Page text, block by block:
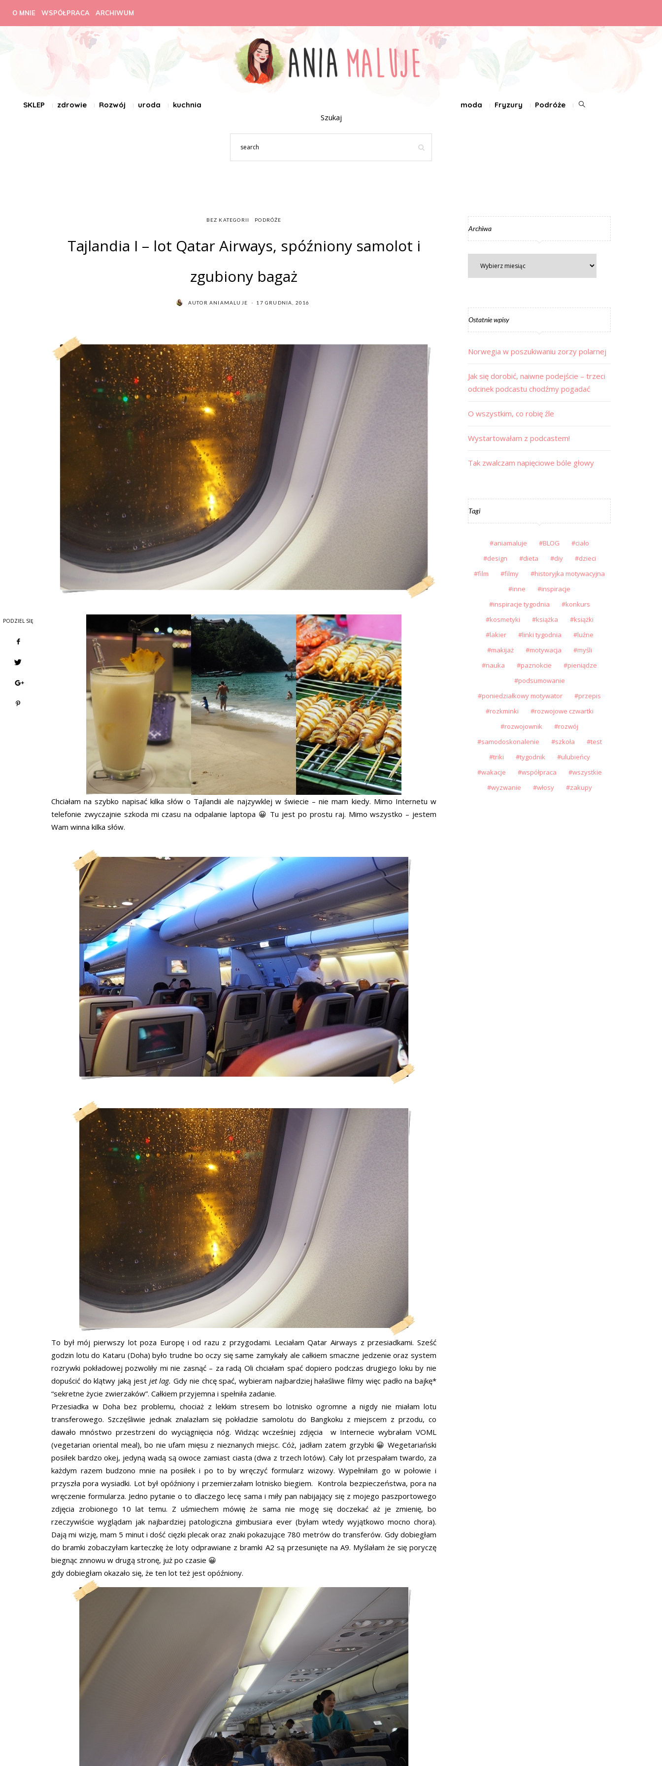
O MNIE WSPÓŁPRACA ARCHIWUM
SKLEP zdrowie Rozwój uroda kuchnia
Szukaj
moda Fryzury Podróże
BEZ KATEGORII PODRÓŻE
Tajlandia I – lot Qatar Airways, spóźniony samolot i
zgubiony bagaż
AUTOR ANIAMALUJE
POSTED
17 GRUDNIA, 2016
Chciałam na szybko napisać kilka słów o Tajlandii ale najzywklej w świecie – nie mam kiedy. Mimo Internetu w
telefonie zwyczajnie szkoda mi czasu na odpalanie laptopa 😀 Tu jest po prostu raj. Mimo wszystko – jestem
Wam winna kilka słów.
To był mój pierwszy lot poza Europę i od razu z przygodami. Leciałam Qatar Airways z przesiadkami. Sześć
godzin lotu do Kataru (Doha) było trudne bo oczy się same zamykały ale całkiem smaczne jedzenie oraz system
rozrywki pokładowej pozwoliły mi nie zasnąć – za radą Oli chciałam spać dopiero podczas drugiego loku by nie
dopuścić do klątwy jaką jest jet lag.Gdy nie chcę spać, wybieram najbardziej hałaśliwe filmy więc padło na bajkę*
“sekretne życie zwierzaków”. Całkiem przyjemna i spełniła zadanie.
Przesiadka w Doha bez problemu, chociaż z lekkim stresem bo lotnisko ogromne a nigdy nie miałam lotu
transferowego. Szczęśliwie jednak znalazłam się pokładzie samolotu do Bangkoku z miejscem z przodu, co
dawało mnóstwo przestrzeni do wyciągnięcia nóg. Widząc wcześniej zdjęcia w Internecie wybrałam VOML
(vegetarian oriental meal), bo nie ufam mięsu z nieznanych miejsc. Cóż, jadłam zatem grzybki 😀 Wegetariański
posiłek bardzo okej, jedyną wadą są owoce zamiast ciasta (dwa z trzech lotów). Cały lot przespałam twardo, za
każdym razem budzono mnie na posiłek i po to by wręczyć formularz wizowy. Wypełniłam go w połowie i
przyszła pora wysiadki. Lot był opóźniony i przemierzałam lotnisko biegiem. Kontrola bezpieczeństwa, pora na
wręczenie formularza. Jedno pytanie o to dlaczego lecę sama i miły pan nabijający się z mojego paszportowego
zdjęcia zrobionego 10 lat temu. Z uśmiechem mówię że sama nie mogę się doczekać aż je zmienię, bo
rzeczywiście wyglądam jak najbardziej patologiczna gimbusiara ever (byłam wtedy wyjątkowo mocno chora).
Dają mi wizję, mam 5 minut i dość cięzki plecak oraz znaki pokazujące 780 metrów do transferów. Gdy dobiegłam
do bramki zobaczyłam karteczkę że loty odprawiane z bramki A2 są przesunięte na A9. Myślałam że się poryczę
biegnąc znnowu w drugą stronę, już po czasie 😀
gdy dobiegłam okazało się, że ten lot też jest opóźniony.
PODZIEL SIĘ
Archiwa
Ostatnie wpisy
Norwegia w poszukiwaniu zorzy polarnej
Jak się dorobić, naiwne podejście – trzeci
odcinek podcastu chodźmy pogadać
O wszystkim, co robię źle
Wystartowałam z podcastem!
Tak zwalczam napięciowe bóle głowy
Tagi
aniamaluje BLOG
ciało
design
dieta diy
dzieci
film
filmy
historyjka motywacyjna
inne
inspiracje
inspiracje tygodnia
konkurs
kosmetyki
książka
książki
lakier
linki tygodnia
luźne
makijaż
motywacja
myśli
nauka
paznokcie
pieniądze
podsumowanie
poniedziałkowy motywator
przepis
rozkminki
rozwojowe czwartki
rozwojownik
rozwój
samodoskonalenie
szkoła
test
triki
tygodnik
ulubieńcy
wakacje
współpraca
wszystkie
wyzwanie
włosy zakupy